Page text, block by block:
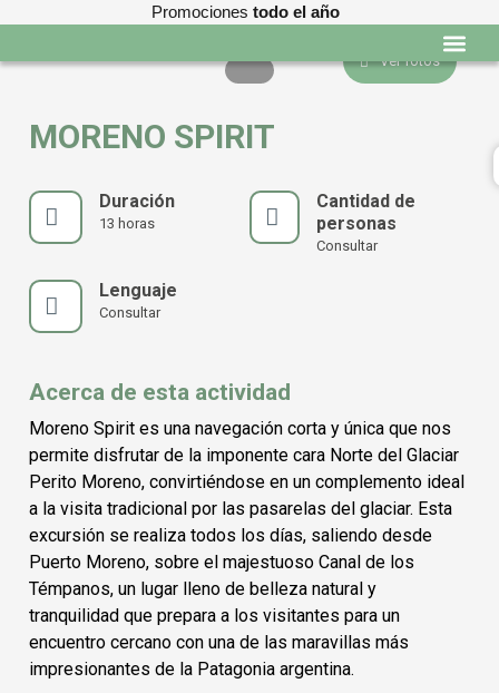
Promociones todo el año
Ver fotos
MORENO SPIRIT
Duración
13 horas
Cantidad de
personas
Consultar
Lenguaje
Consultar
Acerca de esta actividad
Moreno Spirit es una navegación corta y única que nos
permite disfrutar de la imponente cara Norte del Glaciar
Perito Moreno, convirtiéndose en un complemento ideal
a la visita tradicional por las pasarelas del glaciar. Esta
excursión se realiza todos los días, saliendo desde
Puerto Moreno, sobre el majestuoso Canal de los
Témpanos, un lugar lleno de belleza natural y
tranquilidad que prepara a los visitantes para un
encuentro cercano con una de las maravillas más
impresionantes de la Patagonia argentina.